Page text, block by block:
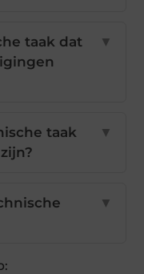
taak dat
▼
taak
▼
▼